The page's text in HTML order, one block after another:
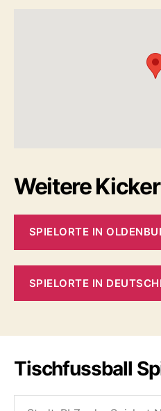
Weitere
SPIELORTE IN
SPIELORTE IN
Tischfussball